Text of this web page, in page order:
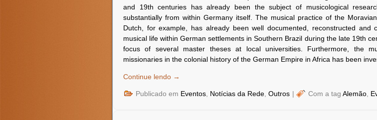
and 19th centuries has already been the subject of musicological
substantially from within Germany itself. The musical practice of the
Dutch, for example, has already been well documented, reconstructed and
musical life within German settlements in Southern Brazil during the late 19th
focus of several master theses at local universities. Furthermore, the
missionaries in the colonial history of the German Empire in Africa has been
Continue lendo →
Publicado em Eventos Notícias da Rede Outros | Com a tag Alemão